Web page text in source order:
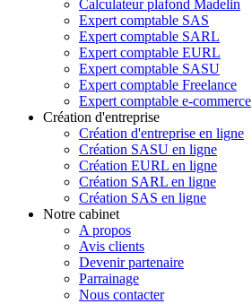
Calculateur plafond Madelin
Expert comptable SAS
Expert comptable SARL
Expert comptable EURL
Expert comptable SASU
Expert comptable Freelance
Expert comptable e-commerce
Création d'entreprise
Création d'entreprise en ligne
Création SASU en ligne
Création EURL en ligne
Création SARL en ligne
Création SAS en ligne
Notre cabinet
A propos
Avis clients
Devenir partenaire
Parrainage
Nous contacter